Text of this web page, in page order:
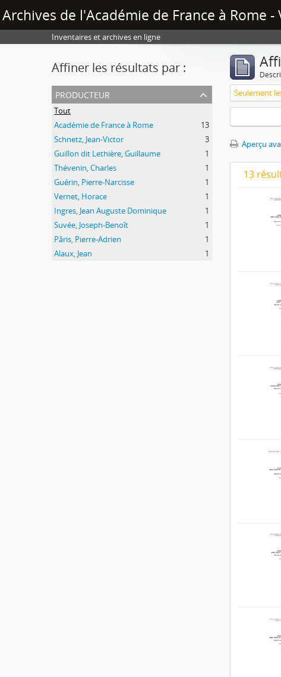
Archives de l'Académie de France à Rome -
Inventaires et archives en ligne
Affiner les résultats par :
producteur
Tout
Académie de France à Rome
13
Schnetz, Jean-Victor
3
Guillon dit Lethière, Guillaume
1
Thévenin, Charles
1
Guérin, Pierre-Narcisse
1
Vernet, Horace
1
Ingres, Jean Auguste Dominique
1
Suvée, Joseph-Benoît
1
Pâris, Pierre-Adrien
1
Alaux, Jean
1
Aperçu
13